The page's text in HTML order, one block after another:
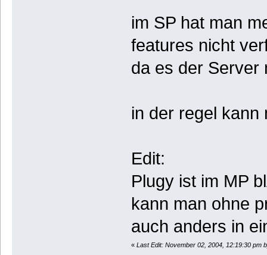
im SP hat man
features nicht
da es der
in der regel kann
Edit:
Plugy ist im MP
kann man ohne
auch anders in
« Last Edit: November 02, 2004, 12:19:30 pm